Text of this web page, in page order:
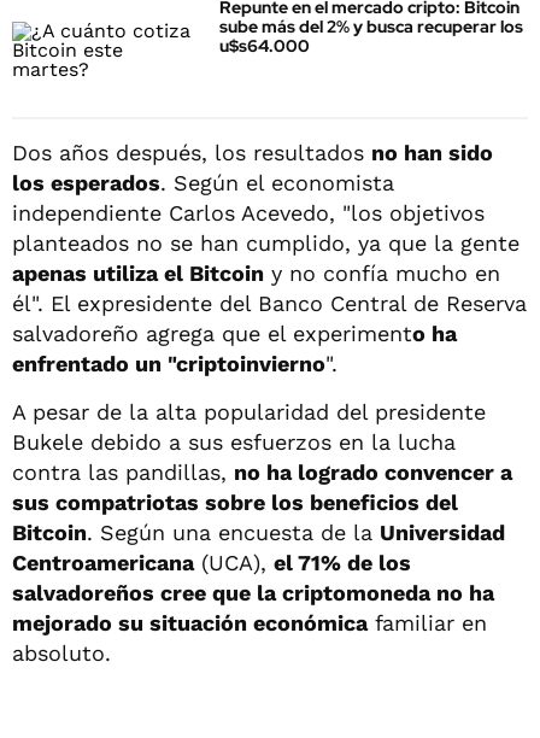
Repunte en el mercado cripto: Bitcoin
sube más del 2% y busca recuperar los
u$s64.000
Dos años después, los resultados no han sido
los esperados. Según el economista
independiente Carlos Acevedo, "los objetivos
planteados no se han cumplido, ya que la gente
apenas utiliza el Bitcoin y no confía mucho en
él". El expresidente del Banco Central de Reserva
salvadoreño agrega que el experimento ha
enfrentado un "criptoinvierno".
A pesar de la alta popularidad del presidente
Bukele debido a sus esfuerzos en la lucha
contra las pandillas, no ha logrado convencer a
sus compatriotas sobre los beneficios del
Bitcoin. Según una encuesta de la Universidad
Centroamericana(UCA), el 71% de los
salvadoreños cree que la criptomoneda no ha
mejorado su situación económicafamiliar en
absoluto.